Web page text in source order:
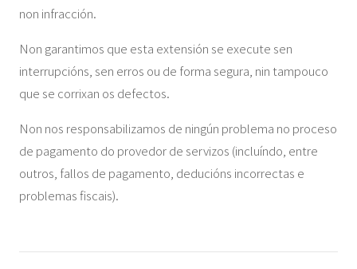
non infracción.
Non garantimos que esta extensión se execute sen
interrupcións, sen erros ou de forma segura, nin tampouco
que se corrixan os defectos.
Non nos responsabilizamos de ningún problema no proceso
de pagamento do provedor de servizos (incluíndo, entre
outros, fallos de pagamento, deducións incorrectas e
problemas fiscais).